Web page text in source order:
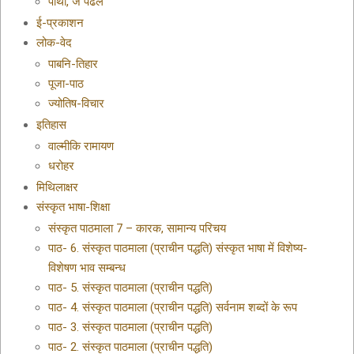
ई-प्रकाशन
लोक-वेद
पाबनि-तिहार
पूजा-पाठ
ज्योतिष-विचार
इतिहास
वाल्मीकि रामायण
धरोहर
मिथिलाक्षर
संस्कृत भाषा-शिक्षा
संस्कृत पाठमाला 7 – कारक, सामान्य परिचय
पाठ- 6. संस्कृत पाठमाला (प्राचीन पद्धति) संस्कृत भाषा में विशेष्य-
विशेषण भाव सम्बन्ध
पाठ- 5. संस्कृत पाठमाला (प्राचीन पद्धति)
पाठ- 4. संस्कृत पाठमाला (प्राचीन पद्धति) सर्वनाम शब्दों के रूप
पाठ- 3. संस्कृत पाठमाला (प्राचीन पद्धति)
पाठ- 2. संस्कृत पाठमाला (प्राचीन पद्धति)